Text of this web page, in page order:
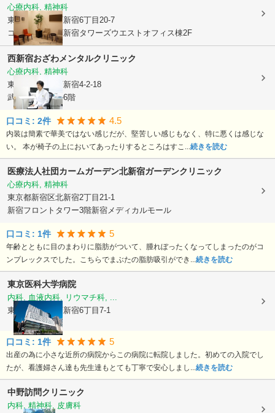
心療内科, 精神科
東京都新宿区西新宿6丁目20-7
コンシェリア西新宿タワーズウエストオフィス棟2F
西新宿おざわメンタルクリニック
心療内科, 精神科
東京都新宿区
西新宿4-2-18
武居西新宿ビル6階
口コミ: 2件 4.5
内装は簡素で華美ではない感じだが、堅苦しい感じもなく、特に悪くは感じな
い。 本が椅子の上においてあったりするところはすこ...続きを読む
医療法人社団カームガーデン北新宿ガーデンクリニック
心療内科, 精神科
東京都新宿区北新宿2丁目21-1
新宿フロントタワー3階新宿メディカルモール
口コミ: 1件 5
年齢とともに目のまわりに脂肪がついて、腫れぼったくなってしまったのがコ
ンプレックスでした。こちらでまぶたの脂肪吸引ができ...続きを読む
東京医科大学病院
内科, 血液内科, リウマチ科, ...
東京都新宿区
西新宿6丁目7-1
口コミ: 1件 5
出産の為に小さな近所の病院からこの病院に転院しました。初めての入院でし
たが、看護婦さん達も先生達もとても丁寧で安心しまし...続きを読む
中野訪問クリニック
内科, 精神科, 皮膚科